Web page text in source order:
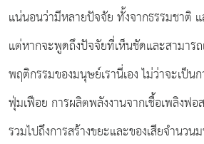
แน่นอนว่ามีหลายปัจจัย ทั้งจากธรรมชาติ
แต่หากจะพูดถึงปัจจัยที่เห็นชัดและสามาร
พฤติกรรมของมนุษย์เรานี่เอง ไม่ว่าจะเป็น
ฟุ่มเฟือย การผลิตพลังงานจากเชื้อเพลิงฟอ
รวมไปถึงการสร้างขยะและของเสียจำนว